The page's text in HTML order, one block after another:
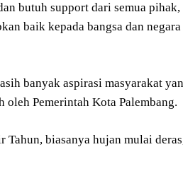
butuh support dari semua
baik kepada bangsa dan
banyak aspirasi masyarakat
oleh Pemerintah Kota Palembang.
biasanya hujan mulai